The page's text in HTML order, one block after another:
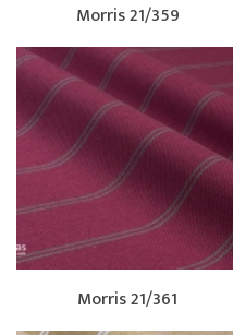
Morris 21/359
Morris 21/361